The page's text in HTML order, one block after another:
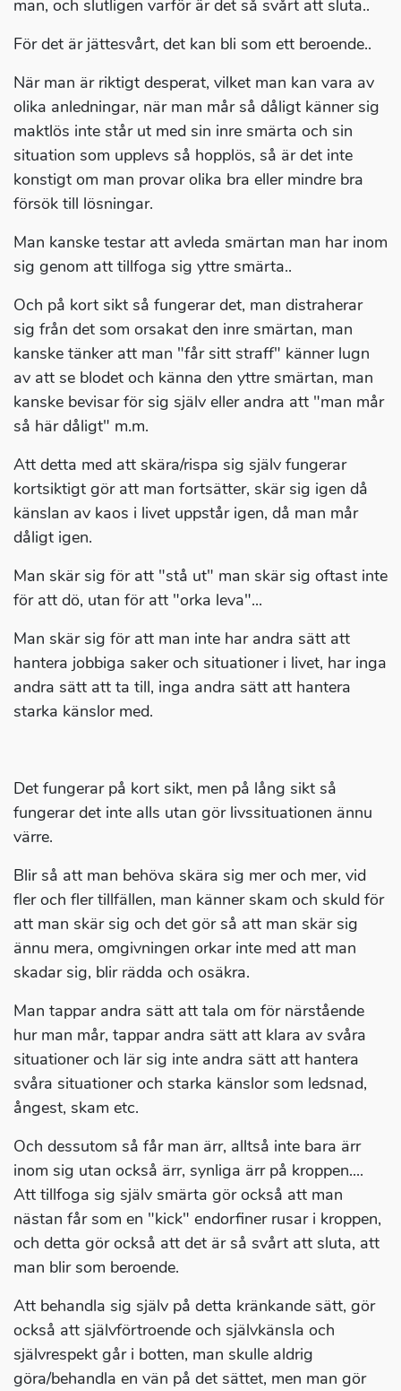
man, och slutligen varför är det så svårt att sluta..
För det är jättesvårt, det kan bli som ett beroende..
När man är riktigt desperat, vilket man kan vara av
olika anledningar, när man mår så dåligt känner sig
maktlös inte står ut med sin inre smärta och sin
situation som upplevs så hopplös, så är det inte
konstigt om man provar olika bra eller mindre bra
försök till lösningar.
Man kanske testar att avleda smärtan man har inom
sig genom att tillfoga sig yttre smärta..
Och på kort sikt så fungerar det, man distraherar
sig från det som orsakat den inre smärtan, man
kanske tänker att man "får sitt straff" känner lugn
av att se blodet och känna den yttre smärtan, man
kanske bevisar för sig själv eller andra att "man mår
så här dåligt" m.m.
Att detta med att skära/rispa sig själv fungerar
kortsiktigt gör att man fortsätter, skär sig igen då
känslan av kaos i livet uppstår igen, då man mår
dåligt igen.
Man skär sig för att "stå ut" man skär sig oftast inte
för att dö, utan för att "orka leva"...
Man skär sig för att man inte har andra sätt att
hantera jobbiga saker och situationer i livet, har inga
andra sätt att ta till, inga andra sätt att hantera
starka känslor med.
Det fungerar på kort sikt, men på lång sikt så
fungerar det inte alls utan gör livssituationen ännu
värre.
Blir så att man behöva skära sig mer och mer, vid
fler och fler tillfällen, man känner skam och skuld för
att man skär sig och det gör så att man skär sig
ännu mera, omgivningen orkar inte med att man
skadar sig, blir rädda och osäkra.
Man tappar andra sätt att tala om för närstående
hur man mår, tappar andra sätt att klara av svåra
situationer och lär sig inte andra sätt att hantera
svåra situationer och starka känslor som ledsnad,
ångest, skam etc.
Och dessutom så får man ärr, alltså inte bara ärr
inom sig utan också ärr, synliga ärr på kroppen....
Att tillfoga sig själv smärta gör också att man
nästan får som en "kick" endorfiner rusar i kroppen,
och detta gör också att det är så svårt att sluta, att
man blir som beroende.
Att behandla sig själv på detta kränkande sätt, gör
också att självförtroende och självkänsla och
självrespekt går i botten, man skulle aldrig
göra/behandla en vän på det sättet, men man gör